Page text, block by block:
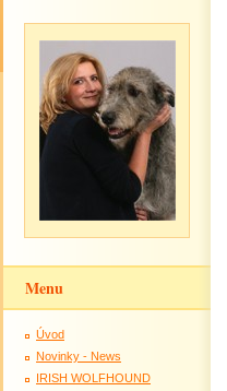
Menu
Úvod
Novinky - News
IRISH WOLFHOUND